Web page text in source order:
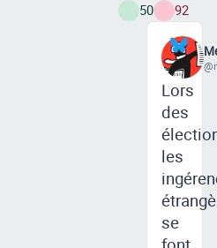
50 92
Lors
des
les
se